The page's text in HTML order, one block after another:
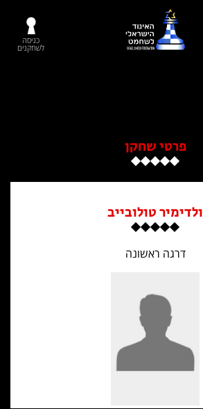
כניסה
לשחקנים
פרטי שחקן
ולדימיר טולובייב
דרגה ראשונה